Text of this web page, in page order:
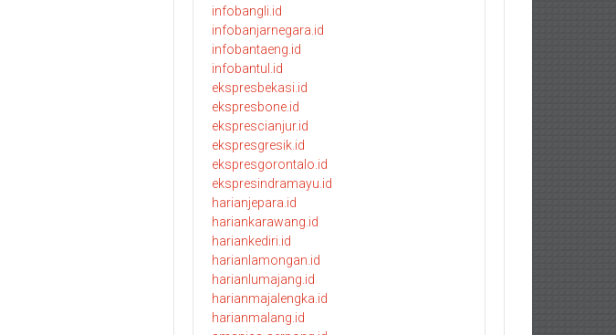
infobangli.id
infobanjarnegara.id
infobantaeng.id
infobantul.id
ekspresbekasi.id
ekspresbone.id
eksprescianjur.id
ekspresgresik.id
ekspresgorontalo.id
ekspresindramayu.id
harianjepara.id
hariankarawang.id
hariankediri.id
harianlamongan.id
harianlumajang.id
harianmajalengka.id
harianmalang.id